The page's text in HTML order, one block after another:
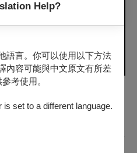
Help?
語言。你可以使用以下方法
內容可能與中文原文有所差
考使用。
set to a different language.
簡稱”亞青”) 創團三十五周
年樂團，各國評論家均盛讚為
子，自1990年首場演出後，亞
，演出超過400場音樂會，觀